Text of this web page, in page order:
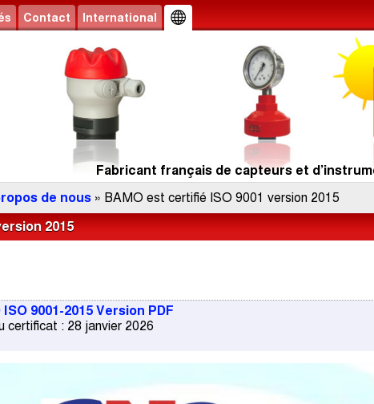
Contact International
Fabricant français de capteurs et
de nous » BAMO est certifié ISO 9001 version 2015
2015
9001-2015 Version PDF
certificat : 28 janvier 2026